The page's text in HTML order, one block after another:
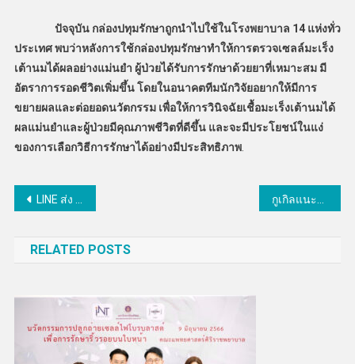
ปัจจุบัน กล่องปทุมรักษาถูกนำไปใช้ในโรงพยาบาล 14 แห่งทั่ว
ประเทศ พบว่าหลังการใช้กล่องปทุมรักษาทำให้การตรวจเซลล์มะเร็ง
เต้านมได้ผลอย่างแม่นยำ ผู้ป่วยได้รับการรักษาด้วยยาที่เหมาะสม มี
อัตราการรอดชีวิตเพิ่มขึ้น โดยในอนาคตทีมนักวิจัยอยากให้มีการ
ขยายผลและต่อยอดนวัตกรรม เพื่อให้การวินิจฉัยเชื้อมะเร็งเต้านมได้
ผลแม่นยำและผู้ป่วยมีคุณภาพชีวิตที่ดีขึ้น และจะมีประโยชน์ในแง่
ของการเลือกวิธีการรักษาได้อย่างมีประสิทธิภาพ.
แนะแนว
LINE ส่ง AR สร้างสีสันบนแชทด้วยฟีเจอร์ใหม่ Avatar
RELATED POSTS